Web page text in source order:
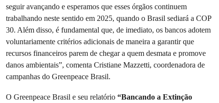
seguir avançando e esperamos que esses órgãos continuem
trabalhando neste sentido em 2025, quando o Brasil sediará a COP
30. Além disso, é fundamental que, de imediato, os bancos adotem
voluntariamente critérios adicionais de maneira a garantir que
recursos financeiros parem de chegar a quem desmata e promove
danos ambientais”, comenta Cristiane Mazzetti, coordenadora de
campanhas do Greenpeace Brasil.
O Greenpeace Brasil e seu relatório “Bancando a Extinção